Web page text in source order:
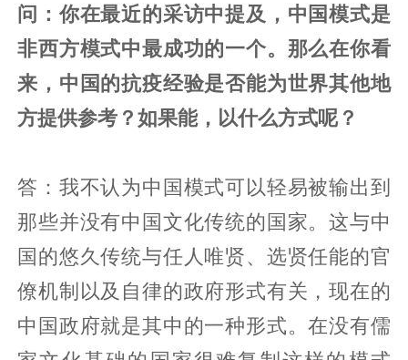
问：你在最近的采访中提及，中国模式是
非西方模式中最成功的一个。那么在你看
来，中国的抗疫经验是否能为世界其他地
方提供参考？如果能，以什么方式呢？
答：我不认为中国模式可以轻易被输出到
那些并没有中国文化传统的国家。这与中
国的悠久传统与任人唯贤、选贤任能的官
僚机制以及自律的政府形式有关，现在的
中国政府就是其中的一种形式。在没有儒